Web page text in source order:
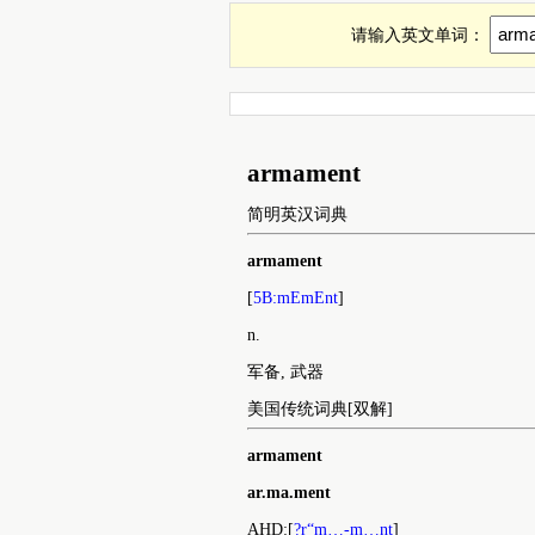
【在线英汉词典】参考了简明英汉词典
典，美国传统词典，英汉电力大词典等
armament的中文解释。
armament
简明英汉词典
armament
[5B:mEmEnt]
n.
军备, 武器
美国传统词典[双解]